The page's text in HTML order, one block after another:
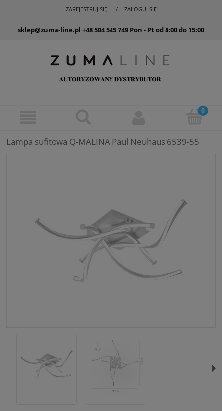
ZAREJESTRUJ SIĘ ZALOGUJ SIĘ
sklep@zuma-line.pl +48 504 545 749 Pon - Pt od 8:00 do 15:00
Lampa sufitowa Q-MALINA Paul Neuhaus 6539-55